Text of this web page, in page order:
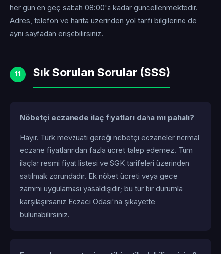
her gün en geç sabah 08:00'a kadar güncellenmektedir.
Adres, telefon ve harita üzerinden yol tarifi bilgilerine de
aynı sayfadan erişebilirsiniz.
11 Sık Sorulan Sorular (SSS)
Nöbetçi eczanede ilaç fiyatları daha mı pahalı?
Hayır. Türk mevzuatı gereği nöbetçi eczaneler normal
eczane fiyatlarından fazla ücret talep edemez. Tüm
ilaçlar resmi fiyat listesi ve SGK tarifeleri üzerinden
satılmak zorundadır. Ek nöbet ücreti veya gece
zammı uygulaması yasaldışıdır; bu tür bir durumla
karşılaşırsanız Eczacı Odası'na şikayette
bulunabilirsiniz.